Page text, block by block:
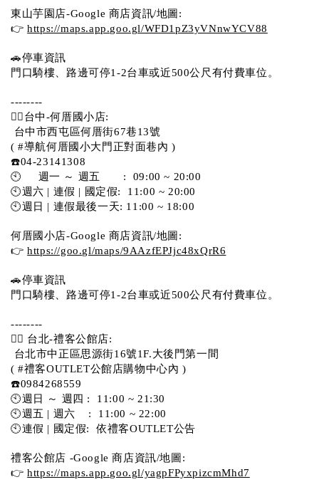
東山芋園店-Google 商店資訊/地圖:
👉 https://maps.app.goo.gl/WFD1pZ3yVNnwYCV88
🚗停車資訊
門口騎樓、路邊可停1-2台車或近500公尺有付費車位。
--------
💁‍♀️台中-何厝國小店:
台中市西屯區何厝街67巷13號
( #導航何厝國小大門正對面巷內 )
☎️04-23141308
🕙     週一 ～ 週五       :  09:00 ~ 20:00
🕙週六 | 連假 | 國定假:  11:00 ~ 20:00
🕙週日 | 連假最後一天: 11:00 ~ 18:00
何厝國小店-Google 商店資訊/地圖:
👉 https://goo.gl/maps/9AAzfEPJjc48xQrR6
🚗停車資訊
門口騎樓、路邊可停1-2台車或近500公尺有付費車位。
--------
💁‍♀️ 台北-禮客公館店:
台北市中正區思源街16號1F.大後門第一間
( #禮客OUTLET公館店購物中心內 )
☎️0984268559
🕙週日 ～ 週四 :  11:00 ~ 21:30
🕙週五 | 週六    :  11:00 ~ 22:00
🕙連假 | 國定假:  依禮客OUTLET公告
禮客公館店 -Google 商店資訊/地圖:
👉 https://maps.app.goo.gl/yagpFPyxpizcmMhd7